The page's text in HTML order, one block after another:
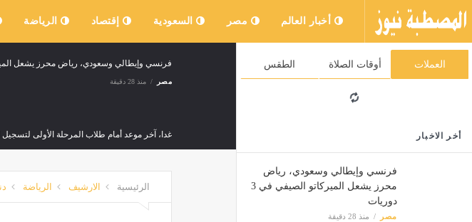
أخبار العالم مصر السعودية إقتصاد الرياضة
العملات أوقات الصلاة الطقس
أخر الاخبار
فرنسي وإيطالي وسعودي، رياض
محرز يشعل الميركاتو الصيفي في 3
دوريات
مصر منذ 28 دقيقة
فرنسي وإيطالي وسعودي، رياض محرز يشعل الميركاتو
مصر منذ 28 دقيقة
غدا، آخر موعد أمام طلاب المرحلة الأولى لتسجيل
الرئيسية الارشيف الرياضة